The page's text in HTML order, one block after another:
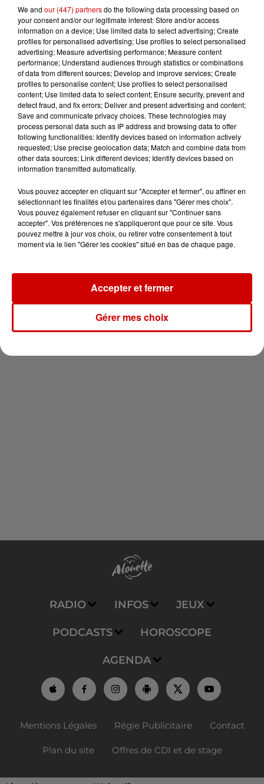
Le Duel - Gagnez vos entrées
pour l'un des zoos de nos
régions !
Destination Vacances - Gagnez
votre séjour en famille au cœur
de la...
Destination Vacances : inscrivez-
RADIO INFOS JEUX
PODCASTS HOROSCOPE
AGENDA
Mentions Légales Régie Publicitaire Contact
Plan du site Offres de CDI et de stage
We and our (447) partnersdo the following data processing based on
your consent and/or our legitimate interest: Store and/or access
information on a device; Use limited data to select advertising; Create
profiles for personalised advertising; Use profiles to select personalised
advertising; Measure advertising performance; Measure content
performance; Understand audiences through statistics or combinations
of data from different sources; Develop and improve services; Create
profiles to personalise content; Use profiles to select personalised
content; Use limited data to select content; Ensure security, prevent and
detect fraud, and fix errors; Deliver and present advertising and content;
Save and communicate privacy choices. These technologies may
process personal data such as IP address and browsing data to offer
following functionalities: Identify devices based on information actively
requested; Use precise geolocation data; Match and combine data from
other data sources; Link different devices; Identify devices based on
information transmitted automatically.
Vous pouvez accepter en cliquant sur "Accepter et fermer", ou affiner en
sélectionnant les finalités et/ou partenaires dans "Gérer mes choix".
Vous pouvez également refuser en cliquant sur "Continuer sans
accepter". Vos préférences ne s'appliqueront que pour ce site. Vous
pouvez mettre à jour vos choix, ou retirer votre consentement à tout
moment via le lien "Gérer les cookies" situé en bas de chaque page.
Gérer mes choix
Accepter et fermer